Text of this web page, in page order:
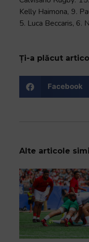
Kelly Haimona, 9.
5. Luca Beccaris, 6.
Ți-a plăcut
Facebook
Alte articole